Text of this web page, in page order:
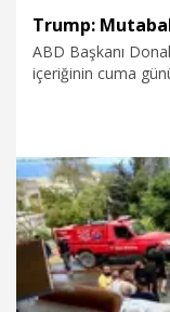
ABD Başkanı
içeriğinin cuma
15.06.2026 Dünya